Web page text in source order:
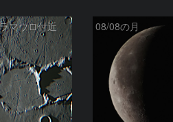
マウロ付近 08/08の月